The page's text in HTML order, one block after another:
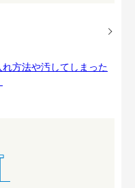
方法や汚してしまった